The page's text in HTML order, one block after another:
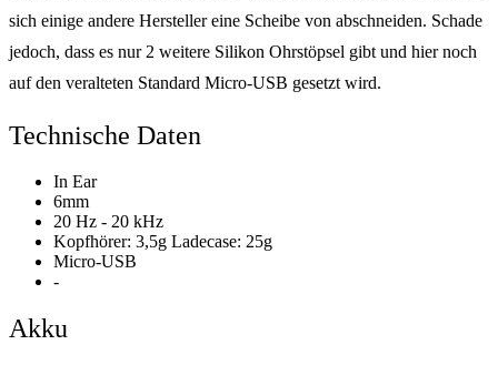
sich einige andere Hersteller eine Scheibe von abschneiden. Schade
jedoch, dass es nur 2 weitere Silikon Ohrstöpsel gibt und hier noch
auf den veralteten Standard Micro-USB gesetzt wird.
Technische Daten
In Ear
6mm
20 Hz - 20 kHz
Kopfhörer: 3,5g Ladecase: 25g
Micro-USB
-
Akku